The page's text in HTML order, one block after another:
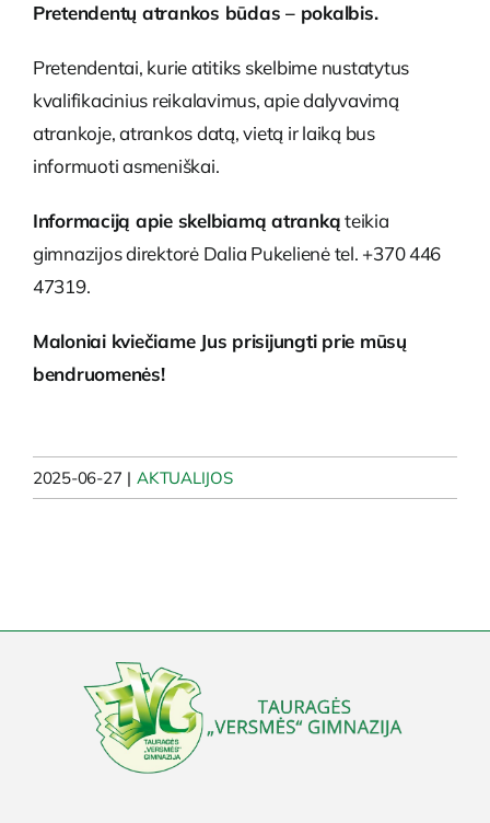
Pretendentų atrankos būdas – pokalbis.
Pretendentai, kurie atitiks skelbime nustatytus
kvalifikacinius reikalavimus, apie dalyvavimą
atrankoje, atrankos datą, vietą ir laiką bus
informuoti asmeniškai.
Informaciją apie skelbiamą atrankąteikia
gimnazijos direktorė Dalia Pukelienė tel. +370 446
47319.
Maloniai kviečiame Jus prisijungti prie mūsų
bendruomenės!
2025-06-27 | AKTUALIJOS